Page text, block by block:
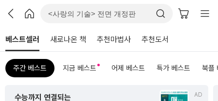
베스트셀러 새로나온 책 추천마법사 추천도서
주간 베스트 지금 베스트 어제 베스트 특가 베스트 북플
AD
수능까지 연결되는